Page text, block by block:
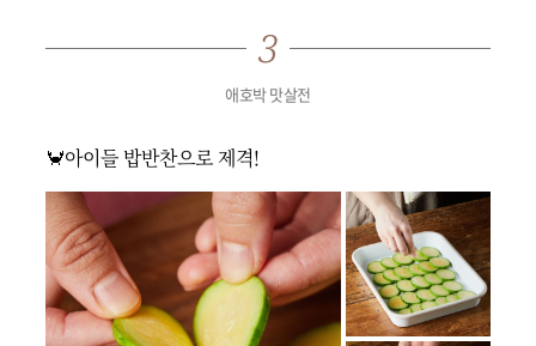
애호박 맛살전
🦀아이들 밥반찬으로 제격!